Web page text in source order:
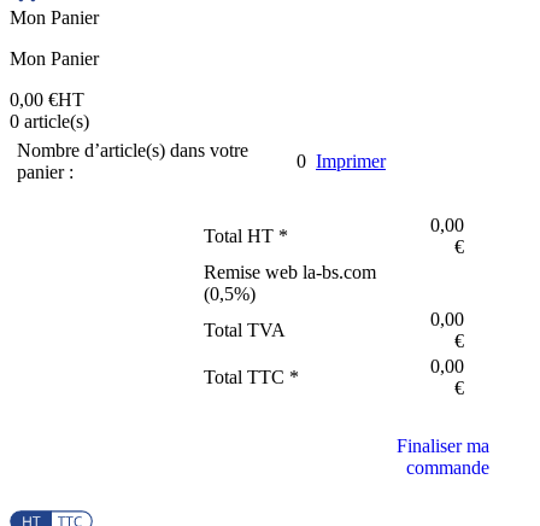
Mon Panier
Mon Panier
0,00 €HT
0 article(s)
Nombre d’article(s) dans votre
panier :
0 Imprimer
Total HT *
0,00
€
Remise web la-bs.com
(0,5%)
Total TVA
0,00
€
Total TTC *
0,00
€
Finaliser ma
commande